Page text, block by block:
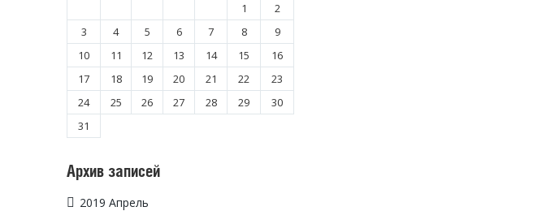
1
2
3
4 5 6 7 8
9
10
11 12 13 14 15
16
17
18 19 20 21 22
23
24
25 26 27 28 29
30
31
Архив записей
2019 Апрель